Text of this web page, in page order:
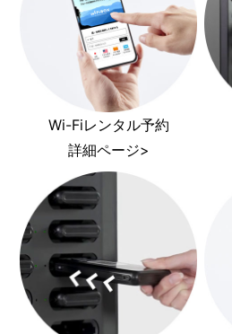
Wi-Fiレンタル予約
詳細ページ>